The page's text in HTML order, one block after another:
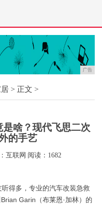
广告
> 正文 >
是啥？现代飞思二次
的手艺
互联网 阅读：1682
得多，专业的汽车改装急救
Garin（布莱恩·加林）的